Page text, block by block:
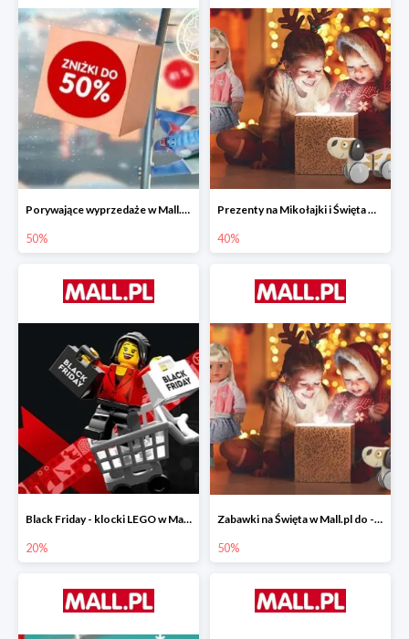
Porywające wyprzedaże w Mall.pl do -50%
50%
Prezenty na Mikołajki i Święta w Mall.pl do -40%
40%
Black Friday - klocki LEGO w Mall.pl do -20%
20%
Zabawki na Święta w Mall.pl do -50%
50%